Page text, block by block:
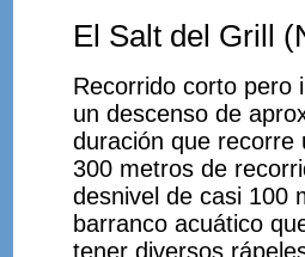
El Salt del Grill
Recorrido corto pero
un descenso de
duración que recorre
300 metros de
desnivel de casi 100
barranco acuático
tener diversos